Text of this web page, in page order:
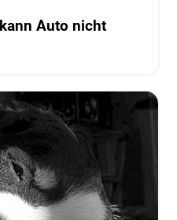
Auto nicht